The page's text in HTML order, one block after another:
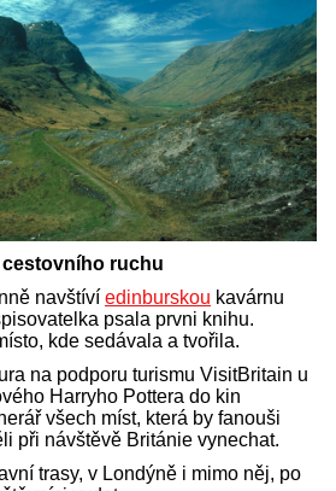
ruchu
navštíví edinburskou kavárnu
psala prvni knihu.
kde sedávala a tvořila.
na podporu turismu VisitBritain u
Harryho Pottera do kin
všech míst, která by fanouši
při návštěvě Británie vynechat.
trasy, v Londýně i mimo něj, po